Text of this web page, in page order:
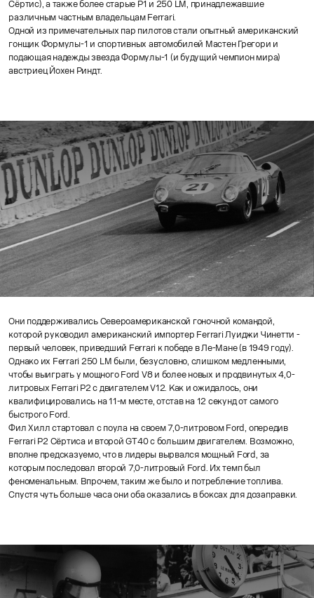
Сёртис), а также более старые P1 и 250 LM, принадлежавшие
различным частным владельцам Ferrari.
Одной из примечательных пар пилотов стали опытный американский
гонщик Формулы-1 и спортивных автомобилей Мастен Грегори и
подающая надежды звезда Формулы-1 (и будущий чемпион мира)
австриец Йохен Риндт.
Они поддерживались Североамериканской гоночной командой,
которой руководил американский импортер Ferrari Луиджи Чинетти -
первый человек, приведший Ferrari к победе в Ле-Мане (в 1949 году).
Однако их Ferrari 250 LM были, безусловно, слишком медленными,
чтобы выиграть у мощного Ford V8 и более новых и продвинутых 4,0-
литровых Ferrari P2 с двигателем V12. Как и ожидалось, они
квалифицировались на 11-м месте, отстав на 12 секунд от самого
быстрого Ford.
Фил Хилл стартовал с поула на своем 7,0-литровом Ford, опередив
Ferrari P2 Сёртиса и второй GT40 с большим двигателем. Возможно,
вполне предсказуемо, что в лидеры вырвался мощный Ford, за
которым последовал второй 7,0-литровый Ford. Их темп был
феноменальным. Впрочем, таким же было и потребление топлива.
Спустя чуть больше часа они оба оказались в боксах для дозаправки.